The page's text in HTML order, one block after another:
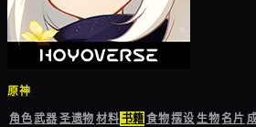
原神
角色武器圣遗物材料书籍食物摆设生物名片